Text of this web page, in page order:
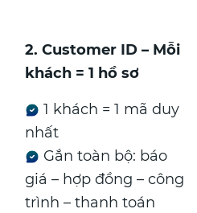
2. Customer ID – Mỗi
khách = 1 hồ sơ
1 khách = 1 mã duy
nhất
Gắn toàn bộ: báo
giá – hợp đồng – công
trình – thanh toán